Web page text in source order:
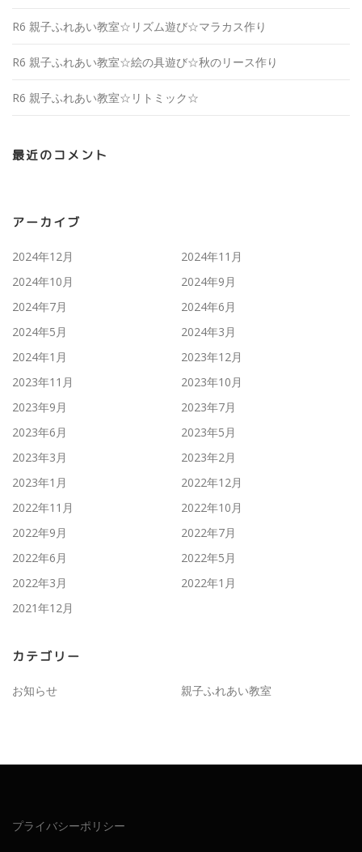
R6 親子ふれあい教室☆リズム遊び☆マラカス作り
R6 親子ふれあい教室☆絵の具遊び☆秋のリース作り
R6 親子ふれあい教室☆リトミック☆
最近のコメント
アーカイブ
2024年12月
2024年11月
2024年10月
2024年9月
2024年7月
2024年6月
2024年5月
2024年3月
2024年1月
2023年12月
2023年11月
2023年10月
2023年9月
2023年7月
2023年6月
2023年5月
2023年3月
2023年2月
2023年1月
2022年12月
2022年11月
2022年10月
2022年9月
2022年7月
2022年6月
2022年5月
2022年3月
2022年1月
2021年12月
カテゴリー
お知らせ 親子ふれあい教室
プライバシーポリシー